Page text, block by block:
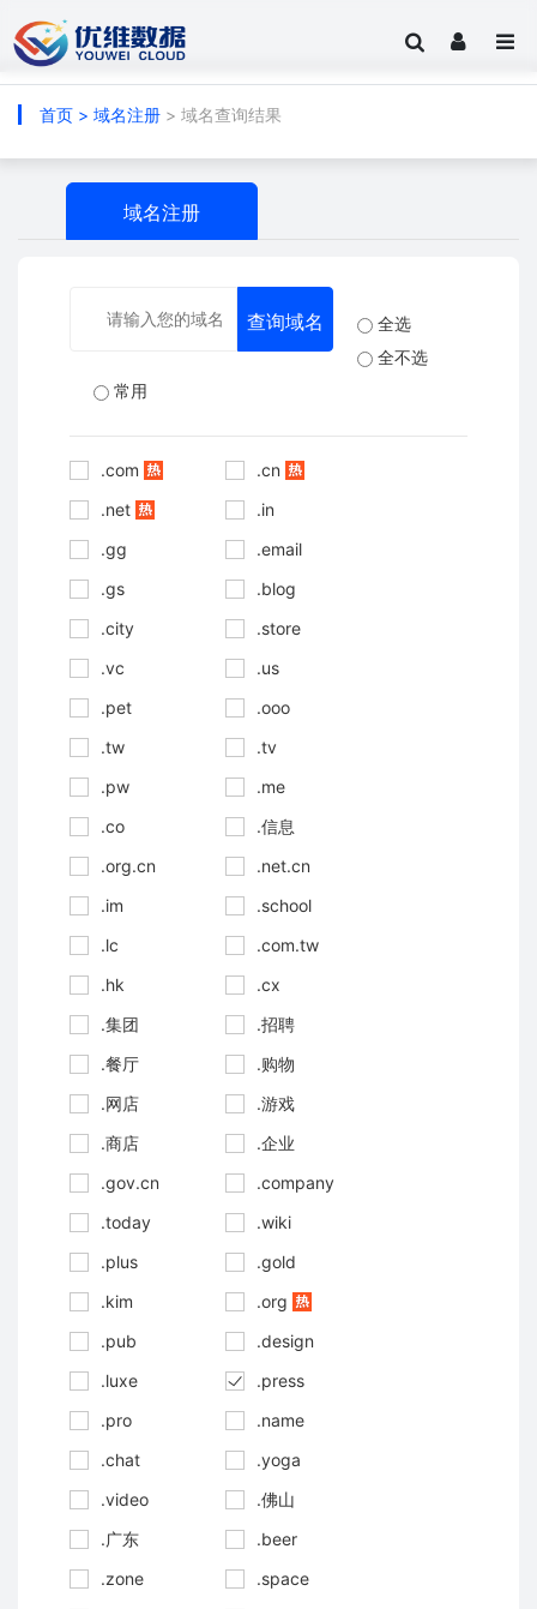
首页 > 域名注册 > 域名查询结果
域名注册
全选
全不选
常用
.com
.cn
.net
.in
.gg
.email
.gs
.blog
.city
.store
.vc
.us
.pet
.ooo
.tw
.tv
.pw
.me
.co
.信息
.org.cn
.net.cn
.im
.school
.lc
.com.tw
.hk
.cx
.集团
.招聘
.餐厅
.购物
.网店
.游戏
.商店
.企业
.gov.cn
.company
.today
.wiki
.plus
.gold
.kim
.org
.pub
.design
.luxe
.press
.pro
.name
.chat
.yoga
.video
.佛山
.广东
.beer
.zone
.space